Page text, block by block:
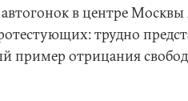
в центре Москвы
трудно
пример отрицания